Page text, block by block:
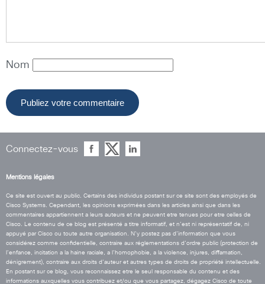
Nom
Connectez-vous
Mentions légales
Ce site est ouvert au public. Certains des individus postant sur ce site sont des employés de
Cisco Systems. Cependant, les opinions exprimées dans les articles ainsi que dans les
commentaires appartiennent a leurs auteurs et ne peuvent etre tenues pour etre celles de
Cisco. Le contenu de ce blog est présenté a titre informatif, et n’est ni représentatif de, ni
appuyé par Cisco ou toute autre organisation. N’y postez pas d’information que vous
considérez comme confidentielle, contraire aux réglementations d’ordre public (protection de
l’enfance, incitation a la haine raciale, a l’homophobie, a la violence, injures, diffamation,
dénigrement), contraire aux droits d’auteur et autres types de droits de propriété intellectuelle.
En postant sur ce blog, vous reconnaissez etre le seul responsable du contenu et des
informations auxquelles vous contribuez et/ou que vous partagez, dégagez Cisco de toute